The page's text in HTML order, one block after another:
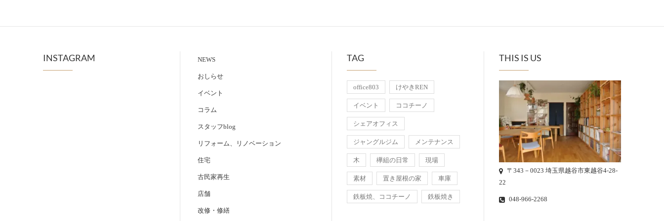
INSTAGRAM NEWS
おしらせ
イベント
コラム
スタッフblog
リフォーム、リノベーション
住宅
古民家再生
店舗
改修・修繕
TAG
office803 けやきREN
イベント ココチーノ
シェアオフィス
ジャングルジム メンテナンス
木 欅組の日常 現場
素材 置き屋根の家 車庫
鉄板焼、ココチーノ 鉄板焼き
THIS IS US
〒343－0023 埼玉県越谷市東越谷4-28-
22
048-966-2268